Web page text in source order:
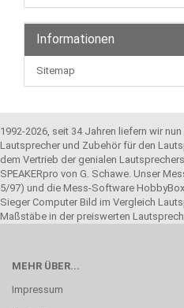
Informationen
Sitemap
1992-2026, seit 34 Jahren liefern wir
Lautsprecher und Zubehör für den
dem Vertrieb der genialen
SPEAKERpro von G. Schawe. Unser
5/97) und die Mess-Software
Sieger Computer Bild im Vergleich
Maßstäbe in der preiswerten
MEHR ÜBER...
Impressum